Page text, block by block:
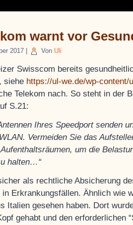
warnt vor
2017 Von Uli
Swisscom bereits
siehe https://ul-we.de/wp-content/
Telekom nach. So steht in der
S.21:
Ihres Speedport senden
Vermeiden Sie das
um die
halten…“
als rechtliche Absicherung
in Erkrankungsfällen. Ähnlich wie
Italien gesehen haben. Dort
gehabt und den erforderlichen